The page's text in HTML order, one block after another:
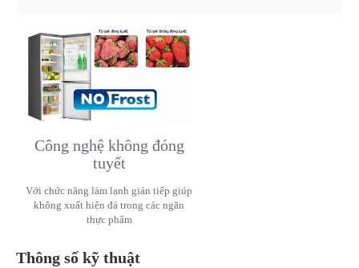
Công nghệ không đóng
tuyết
Với chức năng làm lạnh gián tiếp giúp
không xuất hiện đá trong các ngăn
thực phẩm
Thông số kỹ thuật